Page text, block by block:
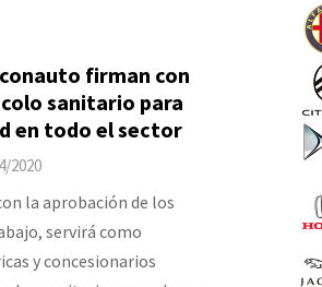
firman con
sanitario para
en todo el sector
2020
la aprobación de los
servirá como
y concesionarios